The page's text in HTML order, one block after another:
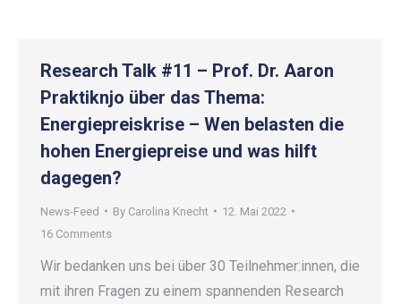
Research Talk #11 – Prof. Dr. Aaron
Praktiknjo über das Thema:
Energiepreiskrise – Wen belasten die
hohen Energiepreise und was hilft
dagegen?
News-Feed By Carolina Knecht
12. Mai 2022
16 Comments
Wir bedanken uns bei über 30 Teilnehmer:innen, die
mit ihren Fragen zu einem spannenden Research